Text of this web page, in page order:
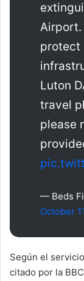
Airport.
protect
Luton
travel
please
— Beds
October
Según el
citado por la